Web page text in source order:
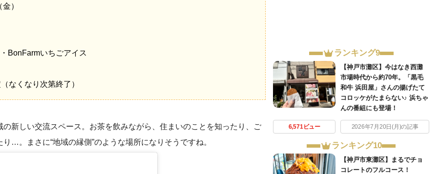
）
BonFarmいちごアイス
なくなり次第終了）
の新しい交流スペース。お茶を飲みながら、住まいのことを知ったり、ご
…。まさに“地域の縁側”のような場所になりそうですね。
ランキング9
【神戸市灘区】今はなき西灘
市場時代から約70年。「黒毛
和牛 浜田屋」さんの揚げたて
コロッケがたまらない♪ 浜ちゃ
んの番組にも登場！
6,571ビュー 2026年7月20日(月)の記事
ランキング10
【神戸市東灘区】まるでチョ
コレートのフルコース！